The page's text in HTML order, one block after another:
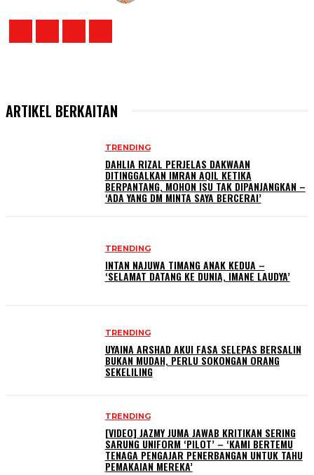
ARTIKEL BERKAITAN
TRENDING
DAHLIA RIZAL PERJELAS DAKWAAN
DITINGGALKAN IMRAN AQIL KETIKA
BERPANTANG, MOHON ISU TAK DIPANJANGKAN –
‘ADA YANG DM MINTA SAYA BERCERAI’
TRENDING
INTAN NAJUWA TIMANG ANAK KEDUA –
‘SELAMAT DATANG KE DUNIA, IMANE LAUDYA’
TRENDING
UYAINA ARSHAD AKUI FASA SELEPAS BERSALIN
BUKAN MUDAH, PERLU SOKONGAN ORANG
SEKELILING
TRENDING
[VIDEO] JAZMY JUMA JAWAB KRITIKAN SERING
SARUNG UNIFORM ‘PILOT’ – ‘KAMI BERTEMU
TENAGA PENGAJAR PENERBANGAN UNTUK TAHU
PEMAKAIAN MEREKA’